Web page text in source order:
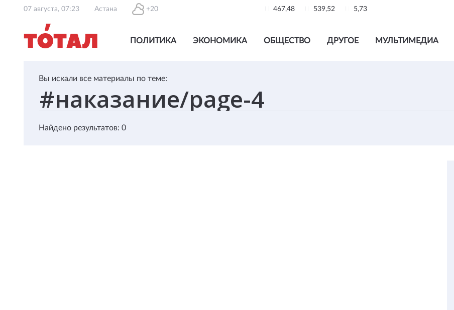
07 августа, 07:23 Астана +20 467,48 539,52 5,73
ПОЛИТИКА ЭКОНОМИКА ОБЩЕСТВО ДРУГОЕ МУЛЬТИМЕДИА
Вы искали все материалы по теме:
Найдено результатов: 0